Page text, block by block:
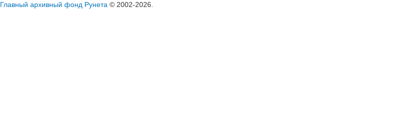
Главный архивный фонд Рунета © 2002-2026.